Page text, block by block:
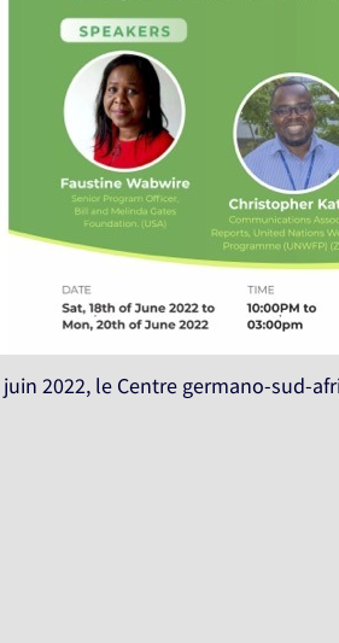
juin 2022, le Centre germano-sud-